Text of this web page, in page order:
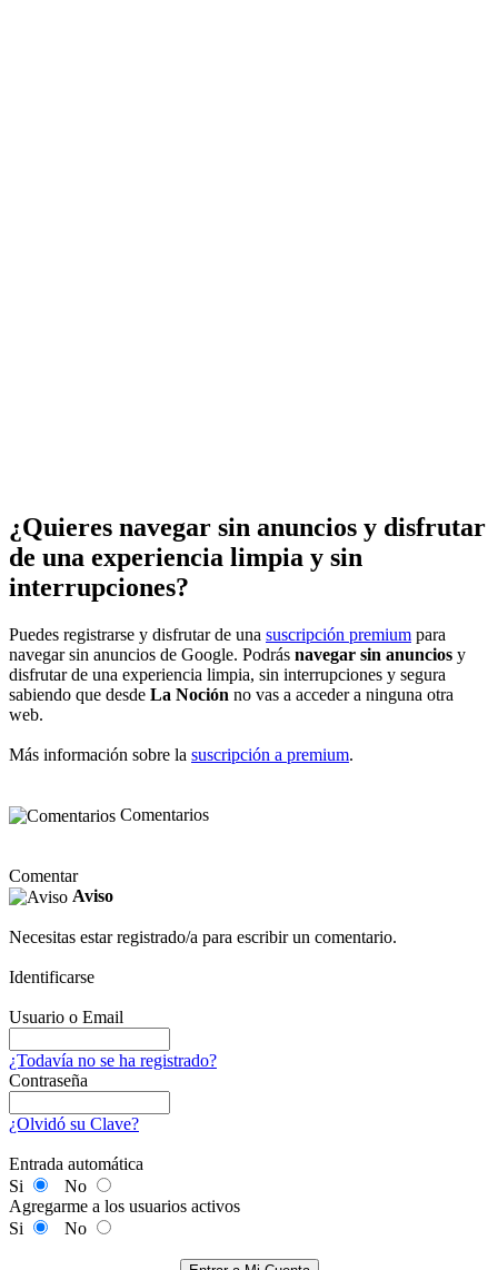
¿Quieres navegar sin anuncios y disfrutar
de una experiencia limpia y sin
interrupciones?
Puedes registrarse y disfrutar de una suscripción premium para
navegar sin anuncios de Google. Podrás navegar sin anuncios y
disfrutar de una experiencia limpia, sin interrupciones y segura
sabiendo que desde La Noción no vas a acceder a ninguna otra
web.
Más información sobre la suscripción a premium.
Comentarios
Comentar
Aviso
Necesitas estar registrado/a para escribir un comentario.
Identificarse
Usuario o Email
¿Todavía no se ha registrado?
Contraseña
¿Olvidó su Clave?
Entrada automática
Si
No
Agregarme a los usuarios activos
Si
No